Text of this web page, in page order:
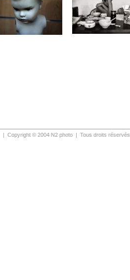
| Copyright © 2004 N2 photo | Tous droits réservés